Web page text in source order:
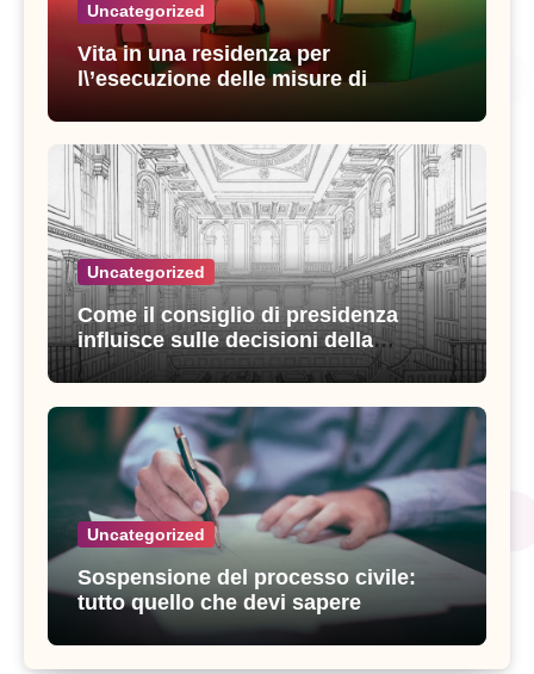
Uncategorized
Vita in una residenza per
l\’esecuzione delle misure di
Uncategorized
Come il consiglio di presidenza
influisce sulle decisioni della
giustizia amministrativa
Uncategorized
Sospensione del processo civile:
tutto quello che devi sapere